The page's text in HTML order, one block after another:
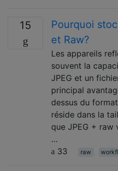
15
Pourquoi
et Raw?
Les appareils
souvent la
JPEG et un
principal
dessus du
réside dans la
que JPEG + raw
…
33
raw